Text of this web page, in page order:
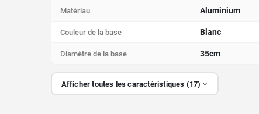
Matériau Aluminium
Couleur de la base Blanc
Diamètre de la base 35cm
Afficher toutes les caractéristiques (17)